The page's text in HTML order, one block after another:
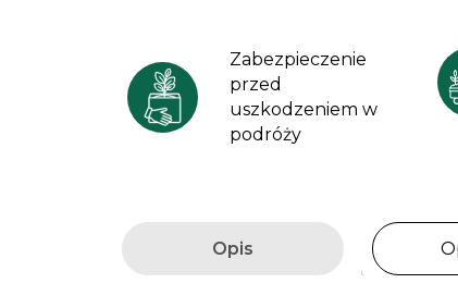
Zabezpieczenie
przed
uszkodzeniem w
podróży
Opis